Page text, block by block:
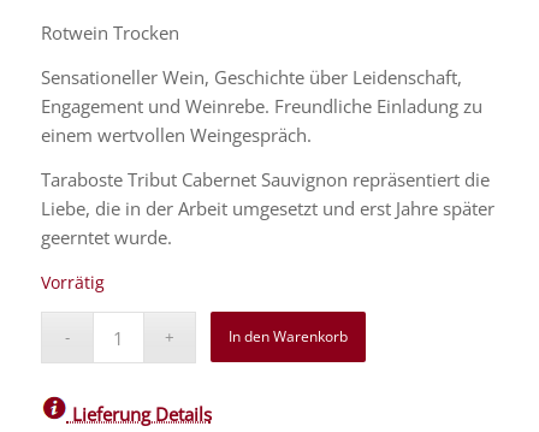
Rotwein Trocken
Sensationeller Wein, Geschichte über Leidenschaft,
Engagement und Weinrebe. Freundliche Einladung zu
einem wertvollen Weingespräch.
Taraboste Tribut Cabernet Sauvignon repräsentiert die
Liebe, die in der Arbeit umgesetzt und erst Jahre später
geerntet wurde.
Vorrätig
In den Warenkorb
Lieferung Details